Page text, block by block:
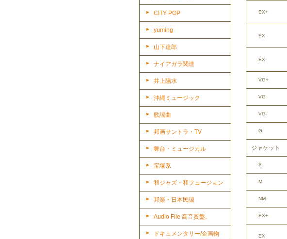
CITY POP
yuming
山下達郎
ナイアガラ関連
井上陽水
沖縄ミュージック
歌謡曲
邦画サントラ・TV
舞台・ミュージカル
宝塚系
和ジャズ・和フュージョン
邦楽・日本民謡
Audio File 高音質盤。
ドキュメンタリー/企画物
EX+
EX
EX-
VG+
VG
VG-
G
ジャケット
S
M
NM
EX+
EX